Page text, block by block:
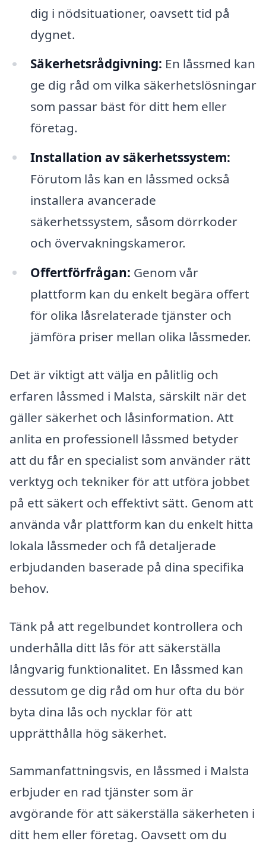
dig i nödsituationer, oavsett tid på
dygnet.
Säkerhetsrådgivning: En låssmed kan
ge dig råd om vilka säkerhetslösningar
som passar bäst för ditt hem eller
företag.
Installation av säkerhetssystem:
Förutom lås kan en låssmed också
installera avancerade
säkerhetssystem, såsom dörrkoder
och övervakningskameror.
Offertförfrågan: Genom vår
plattform kan du enkelt begära offert
för olika låsrelaterade tjänster och
jämföra priser mellan olika låssmeder.
Det är viktigt att välja en pålitlig och
erfaren låssmed i Malsta, särskilt när det
gäller säkerhet och låsinformation. Att
anlita en professionell låssmed betyder
att du får en specialist som använder rätt
verktyg och tekniker för att utföra jobbet
på ett säkert och effektivt sätt. Genom att
använda vår plattform kan du enkelt hitta
lokala låssmeder och få detaljerade
erbjudanden baserade på dina specifika
behov.
Tänk på att regelbundet kontrollera och
underhålla ditt lås för att säkerställa
långvarig funktionalitet. En låssmed kan
dessutom ge dig råd om hur ofta du bör
byta dina lås och nycklar för att
upprätthålla hög säkerhet.
Sammanfattningsvis, en låssmed i Malsta
erbjuder en rad tjänster som är
avgörande för att säkerställa säkerheten i
ditt hem eller företag. Oavsett om du